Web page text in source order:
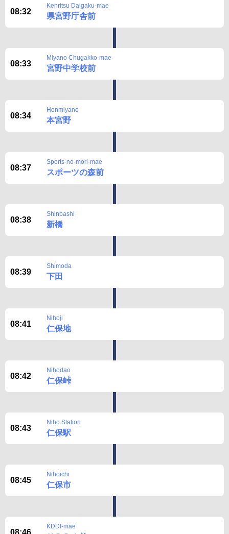
08:32
Kenritsu Daigaku-mae
県宮野庁舎前
08:33
Miyano Chugakko-mae
宮野中学校前
08:34
Honmiyano
本宮野
08:37
Sports-no-mori-mae
スポーツの森前
08:38
Shinbashi
新橋
08:39
Shimoda
下田
08:41
Nihoji
仁保地
08:42
Nihodao
仁保峠
08:43
Niho Station
仁保駅
08:45
Nihoichi
仁保市
08:46
KDDI-mae